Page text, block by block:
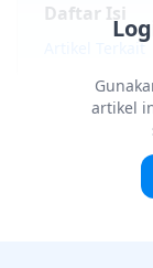
Daftar Isi
Artikel Terkait
artikel